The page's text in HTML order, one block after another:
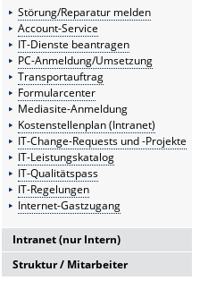
Störung/Reparatur melden
Account-Service
IT-Dienste beantragen
PC-Anmeldung/Umsetzung
Transportauftrag
Formularcenter
Mediasite-Anmeldung
Kostenstellenplan (Intranet)
IT-Change-Requests und -Projekte
IT-Leistungskatalog
IT-Qualitätspass
IT-Regelungen
Internet-Gastzugang
Intranet (nur Intern)
Intranetserver
Struktur / Mitarbeiter